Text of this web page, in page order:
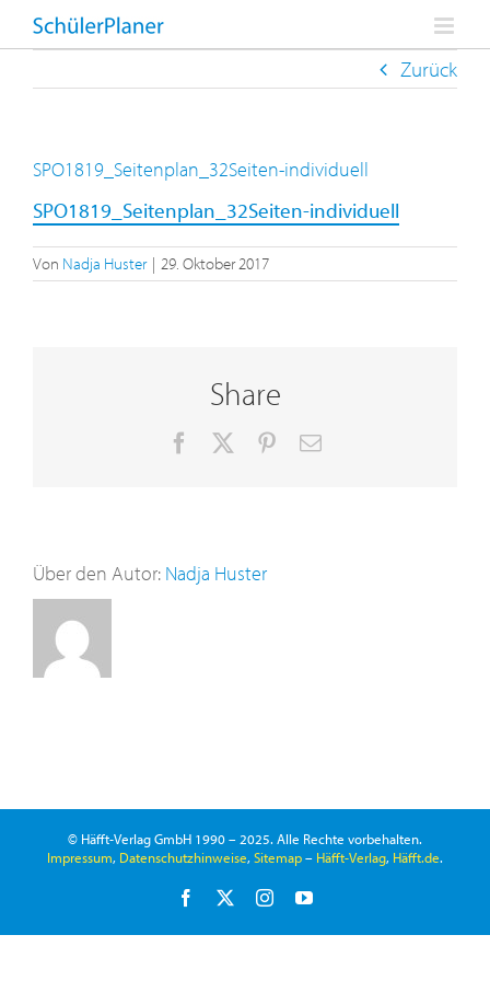
Zum
Inhalt
Zurück
SPO1819_Seitenplan_32Seiten-individuell
SPO1819_Seitenplan_32Seiten-individuell
Von Nadja Huster | 29. Oktober 2017
Share
Facebook Pinterest
E-
Über den Autor: Nadja Huster
© Häfft-Verlag GmbH 1990 – 2025. Alle Rechte vorbehalten.
Impressum, Datenschutzhinweise,Sitemap– Häfft-Verlag, Häfft.de.
Facebook InstagramYouTube